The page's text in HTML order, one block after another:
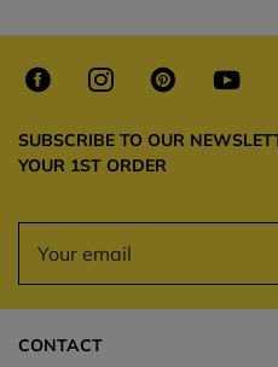
SUBSCRIBE TO OUR
YOUR 1ST ORDER
CONTACT